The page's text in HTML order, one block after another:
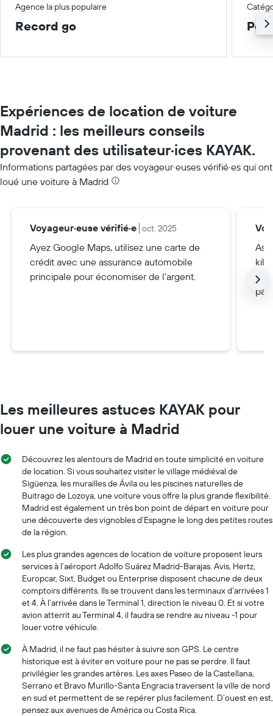
Agence la plus populaire
Record go
Expériences de location de voiture
Madrid : les meilleurs conseils
provenant des utilisateur·ices KAYAK.
Informations partagées par des voyageur·euses vérifié·es qui ont
loué une voiture à Madrid
Voyageur·euse vérifié·e oct. 2025
Ayez Google Maps, utilisez une carte de
crédit avec une assurance automobile
principale pour économiser de l'argent.
Les meilleures astuces KAYAK pour
louer une voiture à Madrid
Découvrez les alentours de Madrid en toute simplicité en voiture
de location. Si vous souhaitez visiter le village médiéval de
Sigüenza, les murailles de Ávila ou les piscines naturelles de
Buitrago de Lozoya, une voiture vous offre la plus grande flexibilité.
Madrid est également un très bon point de départ en voiture pour
une découverte des vignobles d’Espagne le long des petites routes
de la région.
Les plus grandes agences de location de voiture proposent leurs
services à l’aéroport Adolfo Suárez Madrid-Barajas. Avis, Hertz,
Europcar, Sixt, Budget ou Enterprise disposent chacune de deux
comptoirs différents. Ils se trouvent dans les terminaux d’arrivées 1
et 4. À l’arrivée dans le Terminal 1, direction le niveau 0. Et si votre
avion atterrit au Terminal 4, il faudra se rendre au niveau -1 pour
louer votre véhicule.
À Madrid, il ne faut pas hésiter à suivre son GPS. Le centre
historique est à éviter en voiture pour ne pas se perdre. Il faut
privilégier les grandes artères. Les axes Paseo de la Castellana,
Serrano et Bravo Murillo-Santa Engracia traversent la ville de nord
en sud et permettent de se repérer plus facilement. D’ouest en est,
pensez aux avenues de América ou Costa Rica.